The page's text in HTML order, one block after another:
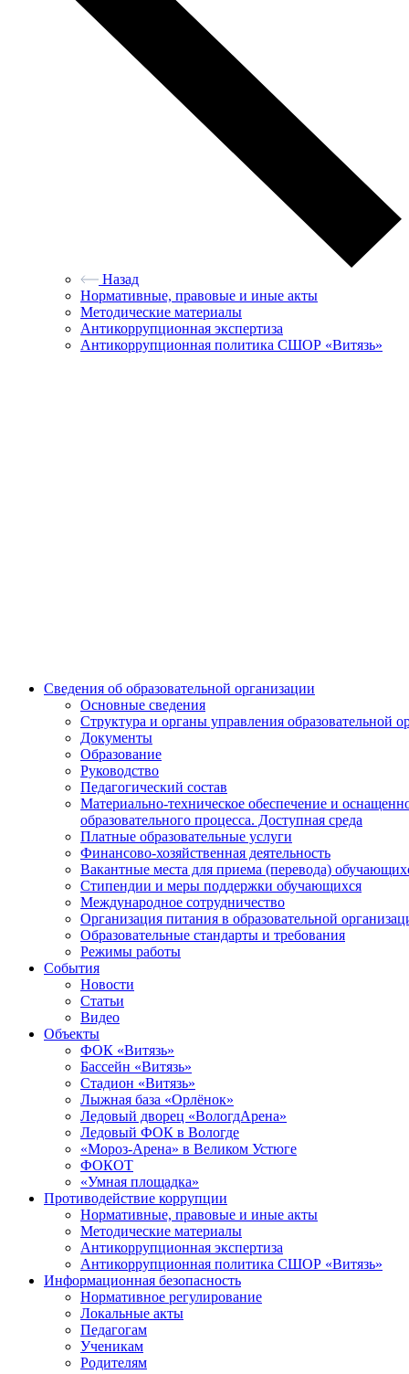
Назад
Нормативные, правовые и иные акты
Методические материалы
Антикоррупционная экспертиза
Антикоррупционная политика СШОР «Витязь»
Сведения об образовательной организации
Основные сведения
Структура и органы управления образовательной
Документы
Образование
Руководство
Педагогический состав
Материально-техническое обеспечение и
образовательного процесса. Доступная среда
Платные образовательные услуги
Финансово-хозяйственная деятельность
Вакантные места для приема (перевода)
Стипендии и меры поддержки обучающихся
Международное сотрудничество
Организация питания в образовательной
Образовательные стандарты и требования
Режимы работы
События
Новости
Статьи
Видео
Объекты
ФОК «Витязь»
Бассейн «Витязь»
Стадион «Витязь»
Лыжная база «Орлёнок»
Ледовый дворец «ВологдАрена»
Ледовый ФОК в Вологде
«Мороз-Арена» в Великом Устюге
ФОКОТ
«Умная площадка»
Противодействие коррупции
Нормативные, правовые и иные акты
Методические материалы
Антикоррупционная экспертиза
Антикоррупционная политика СШОР «Витязь»
Информационная безопасность
Нормативное регулирование
Локальные акты
Педагогам
Ученикам
Родителям